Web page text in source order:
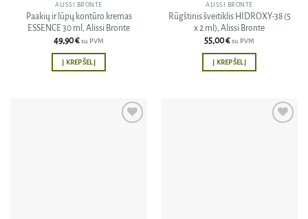
ALISSI BRONTE
Paakių ir lūpų kontūro kremas
ESSENCE 30 ml, Alissi Bronte
49,90€su PVM
Į KREPŠELĮ
ALISSI BRONTE
Rūgštinis šveitiklis HIDROXY-38 (5
x 2 ml), Alissi Bronte
55,00€su PVM
Į KREPŠELĮ